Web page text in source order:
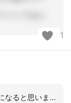
1
グループワーク自体がネットワーク作りになると思います。今はオンラインでしたが、以